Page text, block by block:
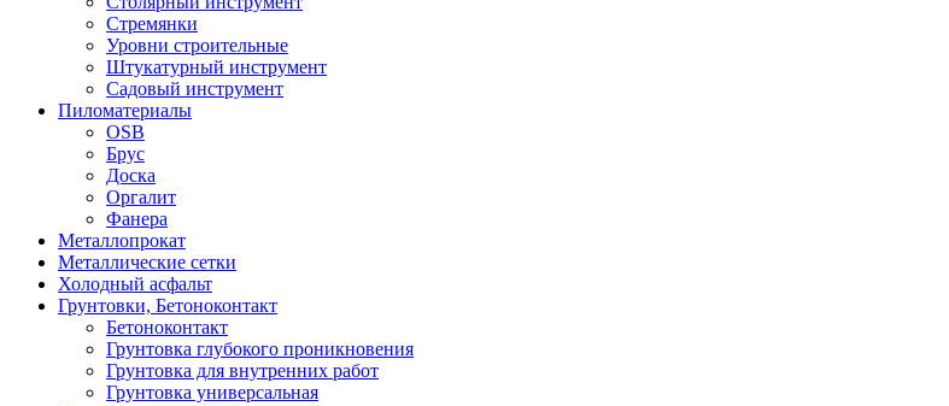
Стремянки
Уровни строительные
Штукатурный инструмент
Садовый инструмент
Пиломатериалы
OSB
Брус
Доска
Оргалит
Фанера
Металлопрокат
Металлические сетки
Холодный асфальт
Грунтовки, Бетоноконтакт
Бетоноконтакт
Грунтовка глубокого проникновения
Грунтовка для внутренних работ
Грунтовка универсальная